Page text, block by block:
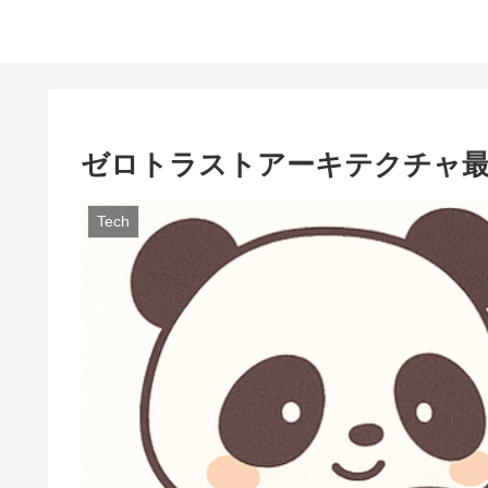
ゼロトラストアーキテクチャ
Tech